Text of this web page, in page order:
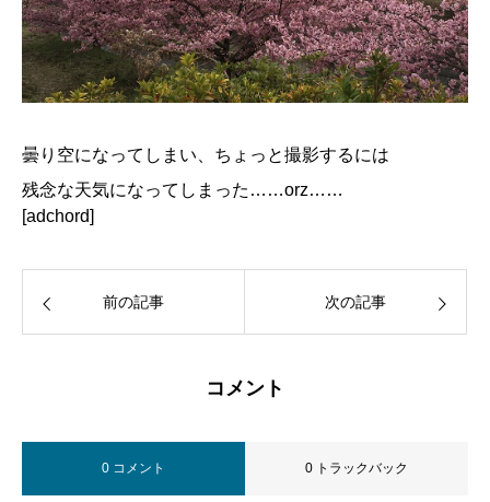
曇り空になってしまい、ちょっと撮影するには
残念な天気になってしまった……orz……
[adchord]
前の記事 次の記事
コメント
0 コメント 0 トラックバック